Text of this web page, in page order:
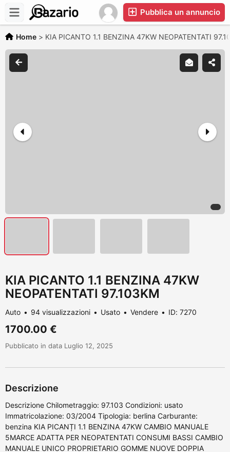
Pubblica un annuncio
Home > KIA PICANTO 1.1 BENZINA 47KW NEOPATENTATI
KIA PICANTO 1.1 BENZINA 47KW
NEOPATENTATI 97.103KM
Auto 94 visualizzazioni Usato Vendere ID: 7270
1700.00 €
Pubblicato in data Luglio 12, 2025
Descrizione
Descrizione Chilometraggio: 97.103 Condizioni: usato
Immatricolazione: 03/2004 Tipologia: berlina Carburante:
benzina KIA PICANȚI 1.1 BENZINA 47KW CAMBIO MANUALE
5MARCE ADATTA PER NEOPATENTATI CONSUMI BASSI CAMBIO
MANUALE UNICO PROPRIETARIO GOMME NUOVE DOPPIA